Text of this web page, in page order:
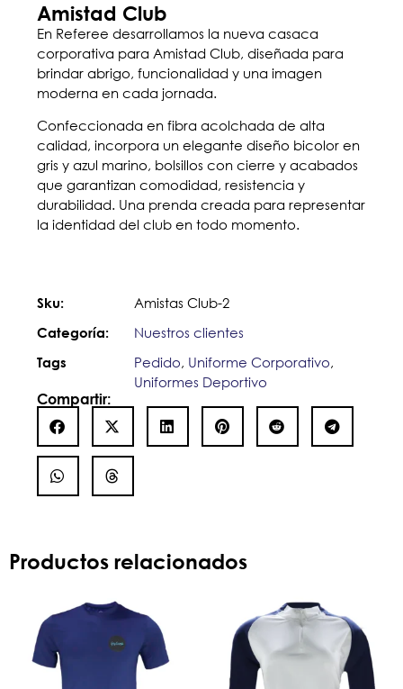
Amistad Club
En Referee desarrollamos la nueva casaca
corporativa para Amistad Club, diseñada para
brindar abrigo, funcionalidad y una imagen
moderna en cada jornada.
Confeccionada en fibra acolchada de alta
calidad, incorpora un elegante diseño bicolor en
gris y azul marino, bolsillos con cierre y acabados
que garantizan comodidad, resistencia y
durabilidad. Una prenda creada para representar
la identidad del club en todo momento.
Sku: Amistas Club-2
Categoría: Nuestros clientes
Tags Pedido, Uniforme Corporativo,
Uniformes Deportivo
Compartir:
Productos relacionados